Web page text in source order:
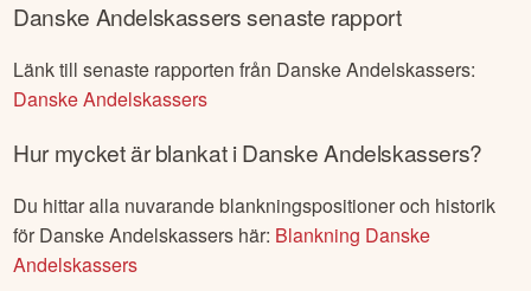
företagets ekonomiska prestation under den senaste
Danske Andelskassers
Länk till senaste rapporten frånDanske Andelskassers:
Hur mycket är blankat iDanske Andelskassers